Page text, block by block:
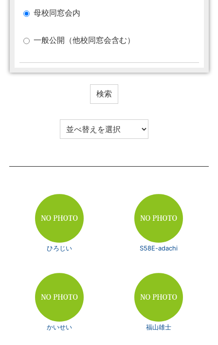
母校同窓会内
一般公開（他校同窓会含む）
ひろじい S58E-adachi
かいせい 福山雄士